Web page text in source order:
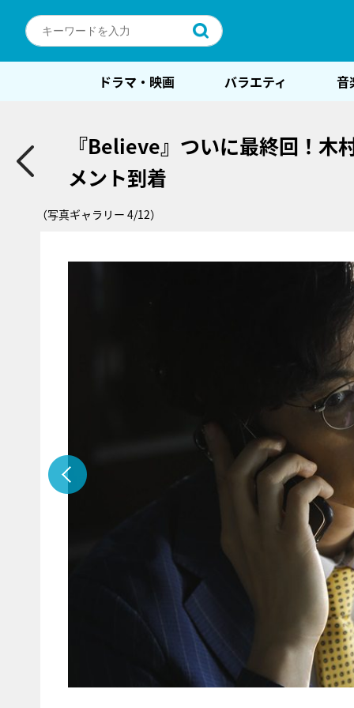
ドラマ・映画 バラエティ 音
『Believe』ついに最終回！木
メント到着
（写真ギャラリー 4/12）